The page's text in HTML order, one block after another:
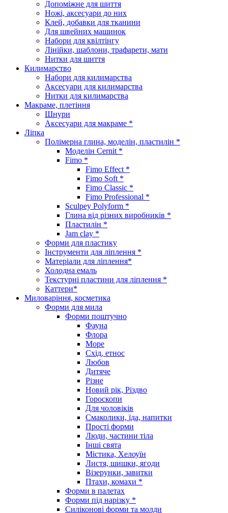
Допоміжне для шиття
Ножі, аксесуари до них
Клей, добавки для тканини
Для швейних машинок
Набори для квілтінгу
Лінійки, шаблони, трафарети, мати
Нитки для шиття
Килимарство
Набори для килимарства
Аксесуари для килимарства
Нитки для килимарства
Макраме, плетіння
Шнури
Аксесуари для макраме *
Ліпка
Полімерна глина, моделін, пластилін *
Моделін Cernit *
Fimo *
Fimo Effect *
Fimo Soft *
Fimo Classic *
Fimo Professional *
Sculpey Polyform *
Глина від різних виробників *
Пластилін *
Jam clay *
Форми для пластику
Інструменти для ліплення *
Матеріали для ліплення*
Холодна емаль
Текстурні пластини для ліплення *
Каттери*
Миловаріння, косметика
Форми для мила
Форми поштучно
Фауна
Флора
Море
Схід, етнос
Любов
Дитяче
Різне
Новий рік, Різдво
Гороскопи
Для чоловіків
Смаколики, їда, напитки
Прості форми
Люди, частини тіла
Інші свята
Містика, Хелоуїн
Листя, шишки, ягоди
Візерунки, завитки
Птахи, комахи *
Форми в палетах
Форми під нарізку *
Силіконові форми та молди